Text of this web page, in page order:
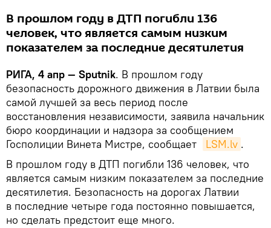
В прошлом году в ДТП погибли 136
человек, что является самым низким
показателем за последние десятилетия
РИГА, 4 апр — Sputnik. В прошлом году
безопасность дорожного движения в Латвии была
самой лучшей за весь период после
восстановления независимости, заявила начальник
бюро координации и надзора за сообщением
Госполиции Винета Мистре, сообщает
LSM.lv .
В прошлом году в ДТП погибли 136 человек, что
является самым низким показателем за последние
десятилетия. Безопасность на дорогах Латвии
в последние четыре года постоянно повышается,
но сделать предстоит еще много.